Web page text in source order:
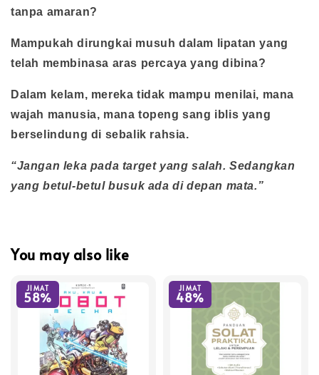
tanpa amaran?
Mampukah dirungkai musuh dalam lipatan yang
telah membinasa aras percaya yang dibina?
Dalam kelam, mereka tidak mampu menilai, mana
wajah manusia, mana topeng sang iblis yang
berselindung di sebalik rahsia.
“Jangan leka pada target yang salah. Sedangkan
yang betul-betul busuk ada di depan mata.”
You may also like
JIMAT
58%
JIMAT
48%